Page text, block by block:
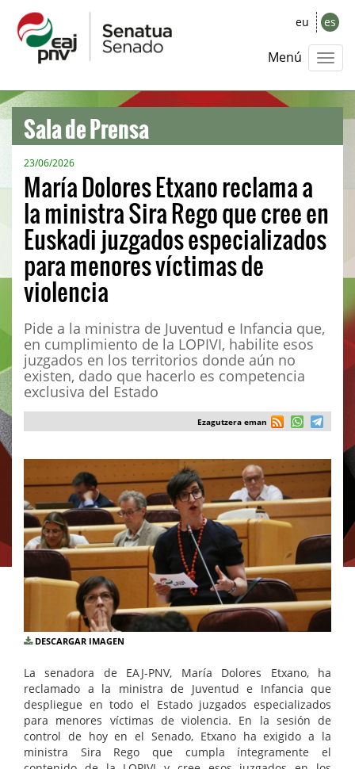
eu es
Menú
Sala de Prensa
23/06/2026
María Dolores Etxano reclama a
la ministra Sira Rego que cree en
Euskadi juzgados especializados
para menores víctimas de
violencia
Pide a la ministra de Juventud e Infancia que,
en cumplimiento de la LOPIVI, habilite esos
juzgados en los territorios donde aún no
existen, dado que hacerlo es competencia
exclusiva del Estado
Ezagutzera eman
DESCARGAR IMAGEN
La senadora de EAJ-PNV, María Dolores Etxano, ha
reclamado a la ministra de Juventud e Infancia que
despliegue en todo el Estado juzgados especializados
para menores víctimas de violencia. En la sesión de
control de hoy en el Senado, Etxano ha exigido a la
ministra Sira Rego que cumpla íntegramente el